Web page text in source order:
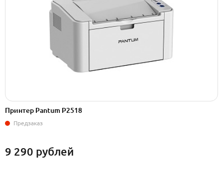
Принтер Pantum P2518
Предзаказ
9 290 рублей